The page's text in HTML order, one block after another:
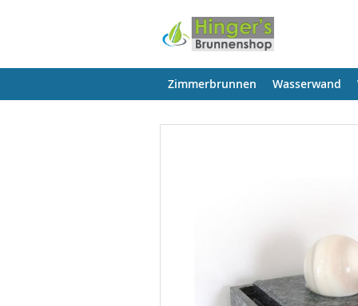
Zimmerbrunnen Wasserwand